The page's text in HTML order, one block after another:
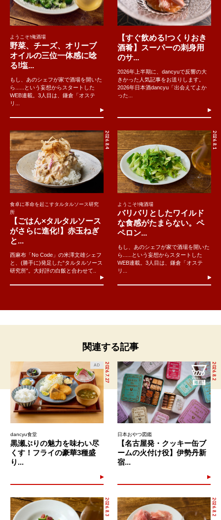
ようこそ!俺酒場
野菜、チーズ、オリーブ
オイルの三位一体感に唸
る!塩...
もし、あのシェフが家で酒場を開いた
ら......という妄想からスタートした
WEB連載。3人目は、鎌倉「オステ
リ...
【すぐ飲める!つくりおき
酒肴】スーパーの刺身用
のサ...
2026年上半期に、dancyuで反響の大
きかった人気記事をお送りします。
2026年日本酒dancyu「出会えてよか
った...
2026.8.4
食卓に革命を起こすタルタルソース研究
所
【ごはん×タルタルソース
がさらに進化!】赤玉ねぎ
と...
西麻布「No Code」の米澤文雄シェフ
と、(勝手に)発足した“タルタルソース
研究所”。大好評の白飯と合わせて..
2026.8.1
ようこそ!俺酒場
バリバリとしたワイルド
な食感がたまらない。ペ
ペロン...
もし、あのシェフが家で酒場を開いた
ら......という妄想からスタートした
WEB連載。3人目は、鎌倉「オステ
リ...
関連する記事
2026.7.27
AD
dancyu食堂
黒瀬ぶりの魅力を味わい尽
くす！フライの豪華3種盛
り...
2026.8.2
日本おやつ図鑑
【名古屋発・クッキー缶ブ
ームの火付け役】伊勢丹新
宿...
2026.8.3 2026.8.2